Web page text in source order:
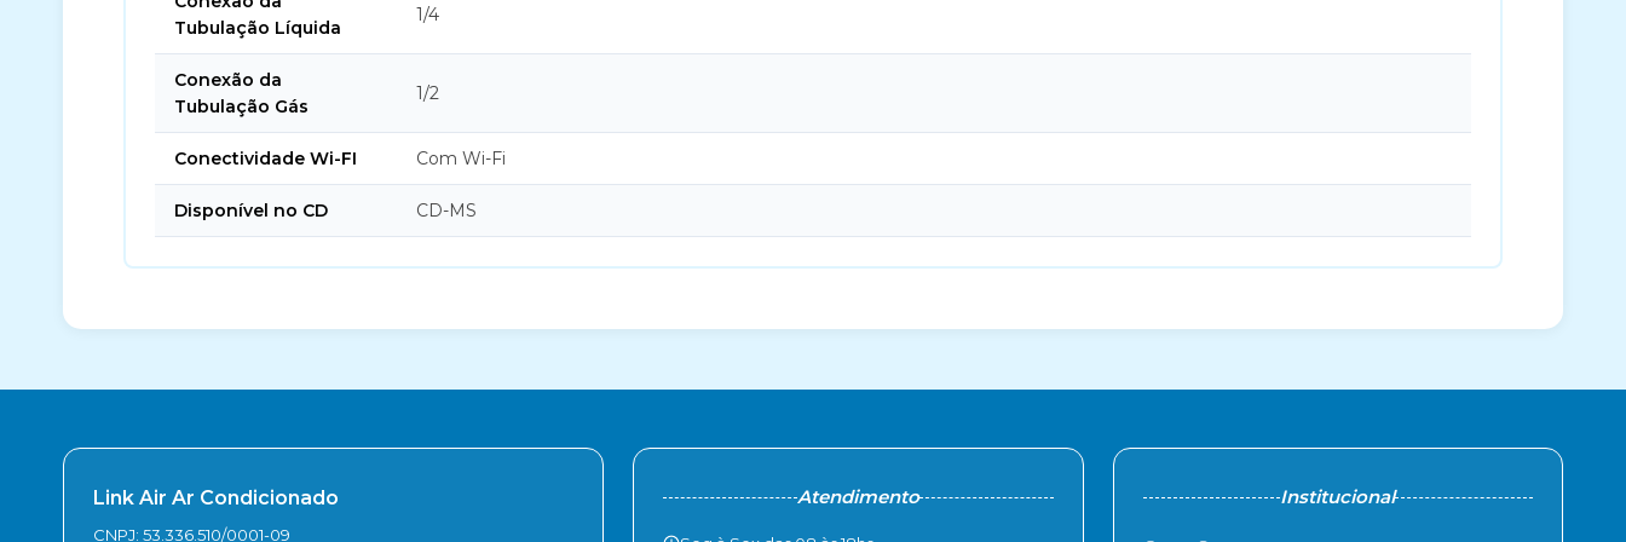
Tubulação Líquida
1/4
Conexão da
Tubulação Gás
1/2
Conectividade Wi-FI Com Wi-Fi
Disponível no CD CD-MS
Link Air Ar Condicionado
CNPJ: 53.336.510/0001-09
Atendimento Institucional